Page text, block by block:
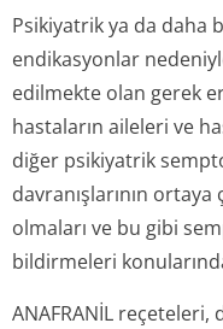
Psikiyatrik ya da daha
endikasyonlar
edilmekte olan gerek
hastaların aileleri ve
diğer psikiyatrik
davranışlarının ortaya
olmaları ve bu gibi
bildirmeleri
ANAFRANİL reçeteleri,